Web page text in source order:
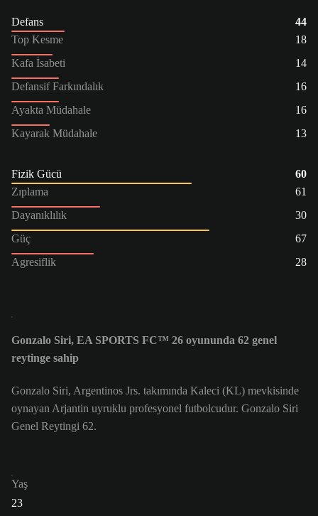
Defans
44
Top Kesme
18
Kafa İsabeti
14
Defansif Farkındalık
16
Ayakta Müdahale
16
Kayarak Müdahale
13
Fizik Gücü
60
Zıplama
61
Dayanıklılık
30
Güç
67
Agresiflik
28
Gonzalo Siri, EA SPORTS FC™ 26 oyununda 62 genel
reytinge sahip
Gonzalo Siri, Argentinos Jrs. takımında Kaleci (KL) mevkisinde
oynayan Arjantin uyruklu profesyonel futbolcudur. Gonzalo Siri
Genel Reytingi 62.
Yaş
23